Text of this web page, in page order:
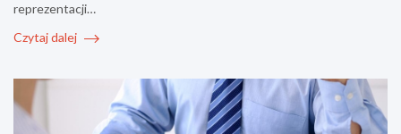
reprezentacji…
Czytaj dalej